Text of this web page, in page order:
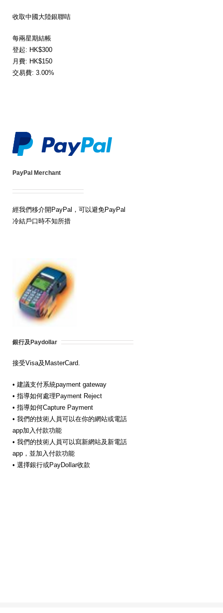
收取中國大陸銀聯咭
每兩星期結帳
登起: HK$300
月費: HK$150
交易費: 3.00%
PayPal Merchant
經我們移介開PayPal，可以避免PayPal
冷結戶口時不知所措
銀行及Paydollar
接受Visa及MasterCard.
• 建議支付系統payment gateway
• 指導如何處理Payment Reject
• 指導如何Capture Payment
• 我們的技術人員可以在你的網站或電話
app加入付款功能
• 我們的技術人員可以寫新網站及新電話
app，並加入付款功能
• 選擇銀行或PayDollar收款